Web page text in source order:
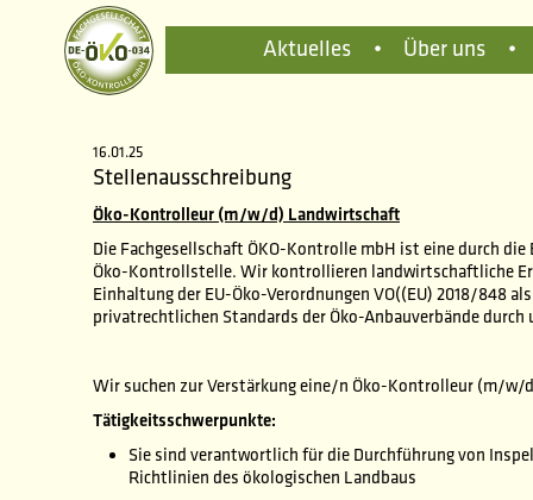
Aktuelles • Über uns •
16.01.25
Stellenausschreibung
Öko-Kontrolleur (m/w/d) Landwirtschaft
Die Fachgesellschaft ÖKO-Kontrolle mbH ist eine durch
Öko-Kontrollstelle. Wir kontrollieren landwirtschaftliche
Einhaltung der EU-Öko-Verordnungen VO((EU) 2018/848
privatrechtlichen Standards der Öko-Anbauverbände durch
Wir suchen zur Verstärkung eine/n Öko-Kontrolleur (m/
Tätigkeitsschwerpunkte:
Sie sind verantwortlich für die Durchführung von
Richtlinien des ökologischen Landbaus